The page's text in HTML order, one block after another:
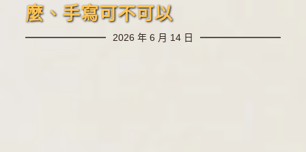
麼、手寫可不可以
2026 年 6 月 14 日